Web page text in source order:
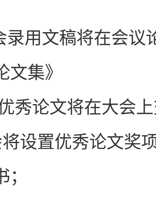
录用文稿将在会议
文集》
秀论文将在大会
设置优秀论文奖